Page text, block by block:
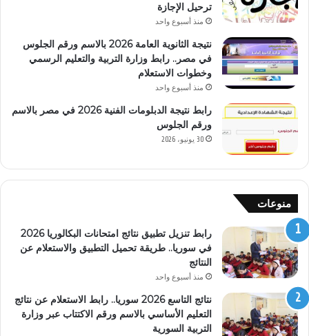
ترحيل الإجازة
منذ أسبوع واحد
نتيجة الثانوية العامة 2026 بالاسم ورقم الجلوس
في مصر.. رابط وزارة التربية والتعليم الرسمي
وخطوات الاستعلام
منذ أسبوع واحد
رابط نتيجة الدبلومات الفنية 2026 في مصر بالاسم
ورقم الجلوس
30 يونيو، 2026
منوعات
رابط تنزيل تطبيق نتائج امتحانات البكالوريا 2026
في سوريا.. طريقة تحميل التطبيق والاستعلام عن
النتائج
منذ أسبوع واحد
نتائج التاسع 2026 سوريا.. رابط الاستعلام عن نتائج
التعليم الأساسي بالاسم ورقم الاكتتاب عبر وزارة
التربية السورية